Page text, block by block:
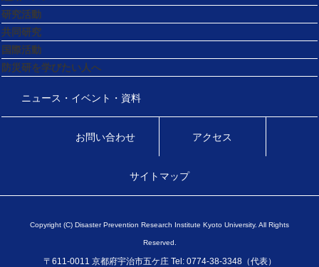
研究活動
共同研究
国際活動
防災研を学びたい人へ
ニュース・イベント・資料
お問い合わせ アクセス
サイトマップ
Copyright (C) Disaster Prevention Research Institute Kyoto University. All Rights
Reserved.
〒611-0011 京都府宇治市五ケ庄 Tel: 0774-38-3348（代表）